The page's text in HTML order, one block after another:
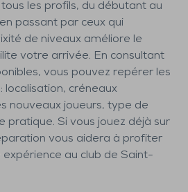
les profils, du débutant au
passant par ceux qui
de niveaux améliore le
votre arrivée. En consultant
vous pouvez repérer les
localisation, créneaux
nouveaux joueurs, type de
pratique. Si vous jouez déjà sur
vous aidera à profiter
au club de Saint-